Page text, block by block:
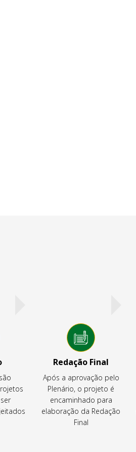
Redação Final
Após a aprovação pelo
Plenário, o projeto é
encaminhado para
elaboração da Redação
Final